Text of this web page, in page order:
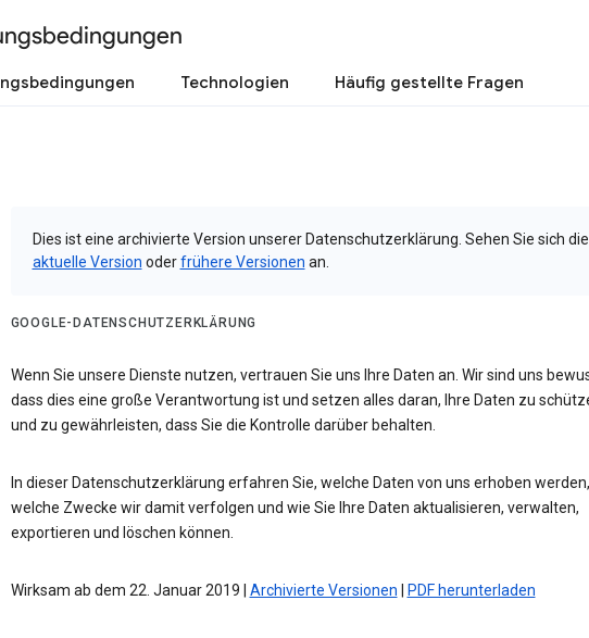
Technologien Häufig gestellte Fragen
Dies ist eine archivierte Version unserer Datenschutzerklärung. Sehen Sie sich die
aktuelle Version oderfrühere Versionen an.
GOOGLE-DATENSCHUTZERKLÄRUNG
Wenn Sie unsere Dienste nutzen, vertrauen Sie uns Ihre Daten an. Wir sind uns
dass dies eine große Verantwortung ist und setzen alles daran, Ihre Daten zu
und zu gewährleisten, dass Sie die Kontrolle darüber behalten.
In dieser Datenschutzerklärung erfahren Sie, welche Daten von uns erhoben werden,
welche Zwecke wir damit verfolgen und wie Sie Ihre Daten aktualisieren, verwalten,
exportieren und löschen können.
Wirksam ab dem 22. Januar 2019 | Archivierte Versionen PDF herunterladen